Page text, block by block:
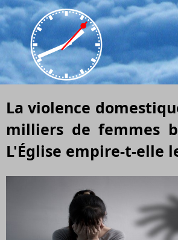
La violence
milliers de femmes
L'Église empire-t-elle